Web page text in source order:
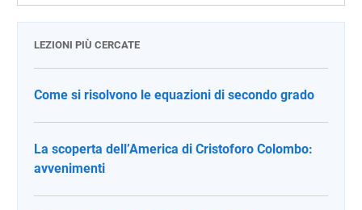
LEZIONI PIÙ CERCATE
Come si risolvono le equazioni di secondo grado
La scoperta dell’America di Cristoforo Colombo:
avvenimenti